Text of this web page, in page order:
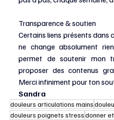
Transparence & soutien
Certains liens présents dans
ne change absolument
permet de soutenir mon
proposer des contenus
Merci infiniment pour ton
Sandra
douleurs articulations mains
douleurs poignets stressdonner